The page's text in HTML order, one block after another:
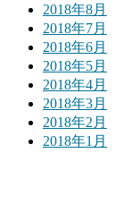
2018年8月
2018年7月
2018年6月
2018年5月
2018年4月
2018年3月
2018年2月
2018年1月